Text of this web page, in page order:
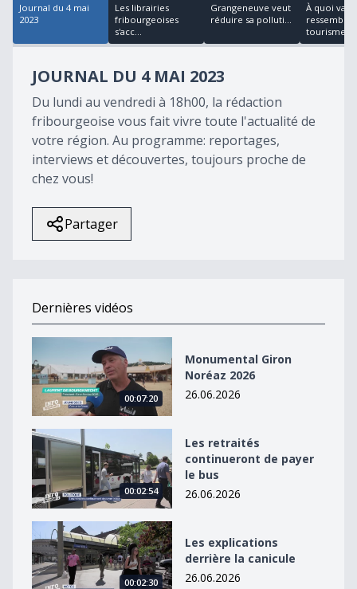
Journal du 4 mai
2023
Les librairies
fribourgeoises
s'acc...
Grangeneuve veut
réduire sa polluti...
À quoi va
tourisme
JOURNAL DU 4 MAI 2023
Du lundi au vendredi à 18h00, la rédaction
fribourgeoise vous fait vivre toute l'actualité de
votre région. Au programme: reportages,
interviews et découvertes, toujours proche de
chez vous!
Partager
Dernières vidéos
Monumental Giron Noréaz 2026
00:07:20
Monumental Giron
Noréaz 2026
26.06.2026
Les retraités continueront de payer le bus
00:02:54
Les retraités
continueront de payer
le bus
26.06.2026
Les explications derrière la canicule
00:02:30
Les explications
derrière la canicule
26.06.2026